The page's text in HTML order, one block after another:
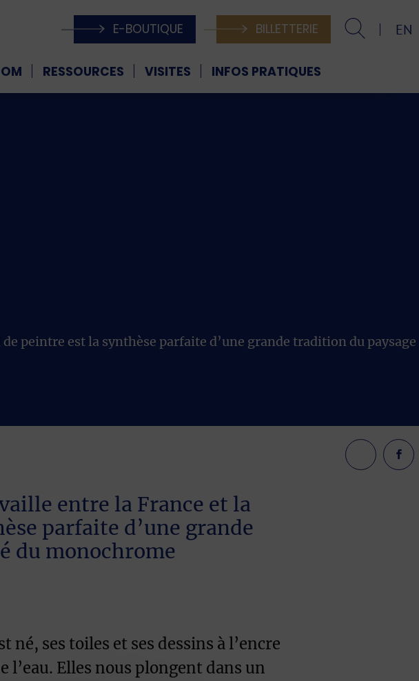
E-BOUTIQUE BILLETTERIE EN
RESSOURCES VISITES INFOS PRATIQUES
peintre est la synthèse parfaite d’une grande tradition du paysage
entre la France et la
parfaite d’une grande
du monochrome
ses toiles et ses dessins à l’encre
l’eau. Elles nous plongent dans un